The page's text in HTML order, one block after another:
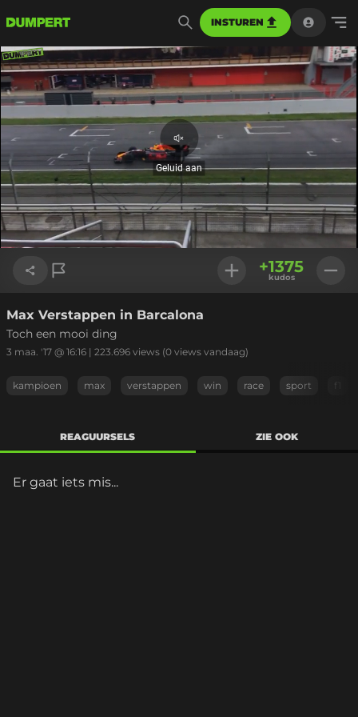
INSTUREN
Geluid
aan
Geluid aan
Geladen:
100.00%
Link kopiëren
+1375
kudos
Max Verstappen in Barcalona
Toch een mooi ding
3 maa. '17 @ 16:16 | 223.696 views (0 views vandaag)
kampioen max verstappen win race sport f1
REAGUURSELS ZIE OOK
Er gaat iets mis...